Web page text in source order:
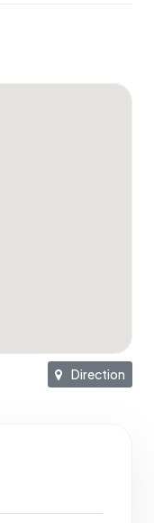
Direction